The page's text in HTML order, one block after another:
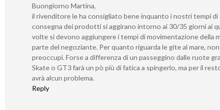
Buongiorno Martina,
il rivenditore le ha consigliato bene inquanto i nostri tempi di
consegna dei prodotti si aggirano intorno ai 30/35 giorni ai
volte si devono aggiungere i tempi di movimentazione della
parte del negoziante. Per quanto riguarda le gite al mare,
preoccupi. Forse a differenza di un passeggino dalle ruote
Skate o GT3 farà un pò più di fatica a spingerlo, ma per il
avrà alcun problema.
Reply